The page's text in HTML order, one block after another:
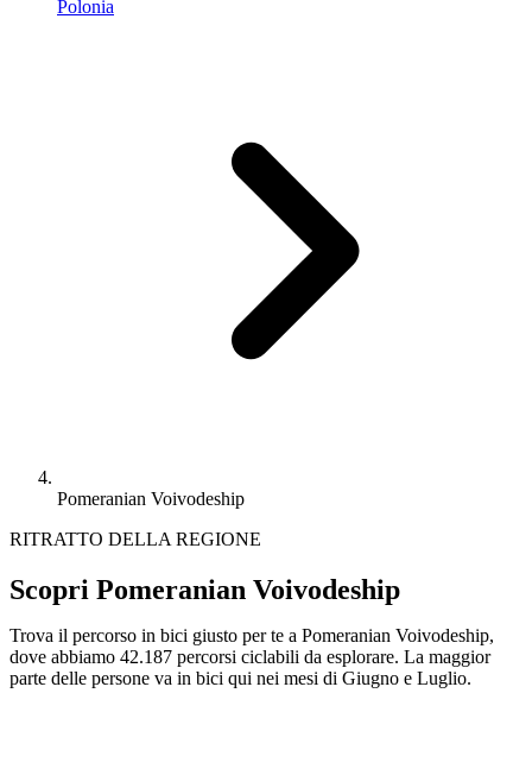
Polonia
Pomeranian Voivodeship
RITRATTO DELLA REGIONE
Scopri Pomeranian Voivodeship
Trova il percorso in bici giusto per te a Pomeranian Voivodeship,
dove abbiamo 42.187 percorsi ciclabili da esplorare. La maggior
parte delle persone va in bici qui nei mesi di Giugno e Luglio.